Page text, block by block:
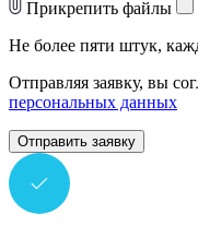
Прикрепить файлы
Не более пяти штук,
Отправляя заявку, вы
персональных данных
Отправить заявку